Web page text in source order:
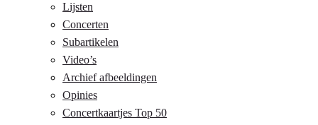
Lijsten
Concerten
Subartikelen
Video’s
Archief afbeeldingen
Opinies
Concertkaartjes Top 50